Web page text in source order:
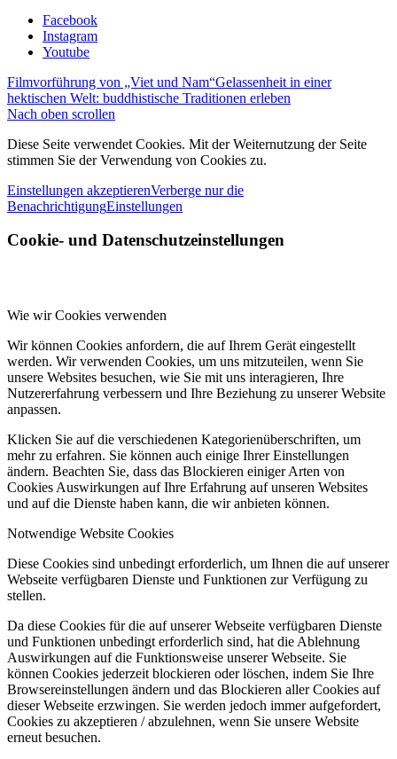
Facebook
Instagram
Youtube
Filmvorführung von „Viet und Nam“Gelassenheit in einer
hektischen Welt: buddhistische Traditionen erleben
Nach oben scrollen
Diese Seite verwendet Cookies. Mit der Weiternutzung der Seite
stimmen Sie der Verwendung von Cookies zu.
Einstellungen akzeptierenVerberge nur die
BenachrichtigungEinstellungen
Cookie- und Datenschutzeinstellungen
Wie wir Cookies verwenden
Wir können Cookies anfordern, die auf Ihrem Gerät eingestellt
werden. Wir verwenden Cookies, um uns mitzuteilen, wenn Sie
unsere Websites besuchen, wie Sie mit uns interagieren, Ihre
Nutzererfahrung verbessern und Ihre Beziehung zu unserer Website
anpassen.
Klicken Sie auf die verschiedenen Kategorienüberschriften, um
mehr zu erfahren. Sie können auch einige Ihrer Einstellungen
ändern. Beachten Sie, dass das Blockieren einiger Arten von
Cookies Auswirkungen auf Ihre Erfahrung auf unseren Websites
und auf die Dienste haben kann, die wir anbieten können.
Notwendige Website Cookies
Diese Cookies sind unbedingt erforderlich, um Ihnen die auf unserer
Webseite verfügbaren Dienste und Funktionen zur Verfügung zu
stellen.
Da diese Cookies für die auf unserer Webseite verfügbaren Dienste
und Funktionen unbedingt erforderlich sind, hat die Ablehnung
Auswirkungen auf die Funktionsweise unserer Webseite. Sie
können Cookies jederzeit blockieren oder löschen, indem Sie Ihre
Browsereinstellungen ändern und das Blockieren aller Cookies auf
dieser Webseite erzwingen. Sie werden jedoch immer aufgefordert,
Cookies zu akzeptieren / abzulehnen, wenn Sie unsere Website
erneut besuchen.